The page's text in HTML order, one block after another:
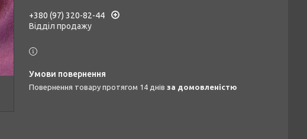
+380 (97) 320-82-44
Відділ продажу
повернення товару протягом 14 днів за домовленістю